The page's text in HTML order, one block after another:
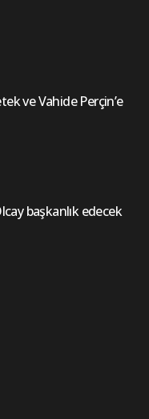
ve Vahide Perçin’e
başkanlık edecek